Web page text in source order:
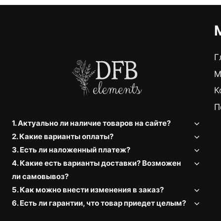
1. Актуально ли наличие товаров на сайте?
2. Какие варианты оплаты?
3. Есть ли наложенный платеж?
4. Какие есть варианты доставки? Возможен
ли самовывоз?
5. Как можно внести изменения в заказ?
6. Есть ли гарантии, что товар приедет целым?